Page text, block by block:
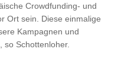
Crowdfunding- und
Ort sein. Diese einmalige
Kampagnen und
so Schottenloher.